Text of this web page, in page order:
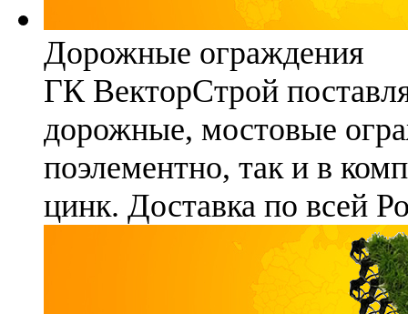
Дорожные ограждения
ГК ВекторСтрой
дорожные, мостовые
поэлементно, так и в
цинк. Доставка по всей